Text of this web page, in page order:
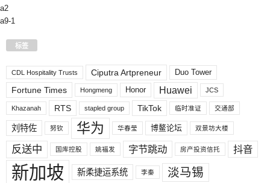
a2
a9-1
标签
CDL Hospitality Trusts Ciputra Artpreneur Duo Tower
Fortune Times Hongmeng Honor Huawei JCS
Khazanah RTS stapled group TikTok 临时准证 交通部
刘特佐 努钦 华为 华春莹 博鳌论坛 双景坊大楼
反送中 国库控股 姚福发 字节跳动 房产投资信托 抖音
新加坡 新柔捷运系统 李秦 淡马锡